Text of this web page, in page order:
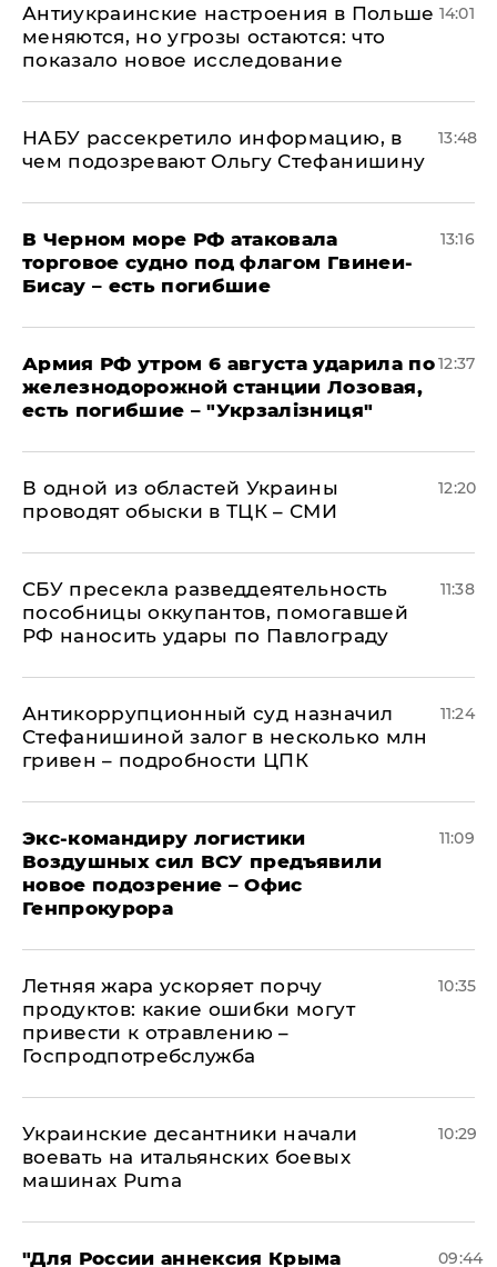
Антиукраинские настроения в Польше
меняются, но угрозы остаются: что
показало новое исследование
14:01
НАБУ рассекретило информацию, в
чем подозревают Ольгу Стефанишину
13:48
В Черном море РФ атаковала
торговое судно под флагом Гвинеи-
Бисау – есть погибшие
13:16
Армия РФ утром 6 августа ударила по
железнодорожной станции Лозовая,
есть погибшие – "Укрзалізниця"
12:37
В одной из областей Украины
проводят обыски в ТЦК – СМИ
12:20
СБУ пресекла разведдеятельность
пособницы оккупантов, помогавшей
РФ наносить удары по Павлограду
11:38
Антикоррупционный суд назначил
Стефанишиной залог в несколько млн
гривен – подробности ЦПК
11:24
Экс-командиру логистики
Воздушных сил ВСУ предъявили
новое подозрение – Офис
Генпрокурора
11:09
Летняя жара ускоряет порчу
продуктов: какие ошибки могут
привести к отравлению –
Госпродпотребслужба
10:35
Украинские десантники начали
воевать на итальянских боевых
машинах Puma
10:29
"Для России аннексия Крыма
09:44